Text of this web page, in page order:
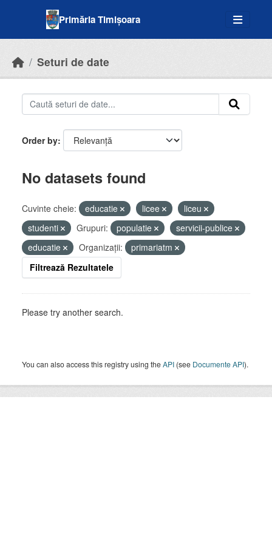
Primăria Timișoara
Seturi de date
Order by
No datasets found
Cuvinte cheie: educatie licee
liceu
studenti
Grupuri: populatie
servicii-publice
educatie
Organizații:
primariatm
Filtrează Rezultatele
Please try another search.
You can also access this registry using theAPI (see Documente API).